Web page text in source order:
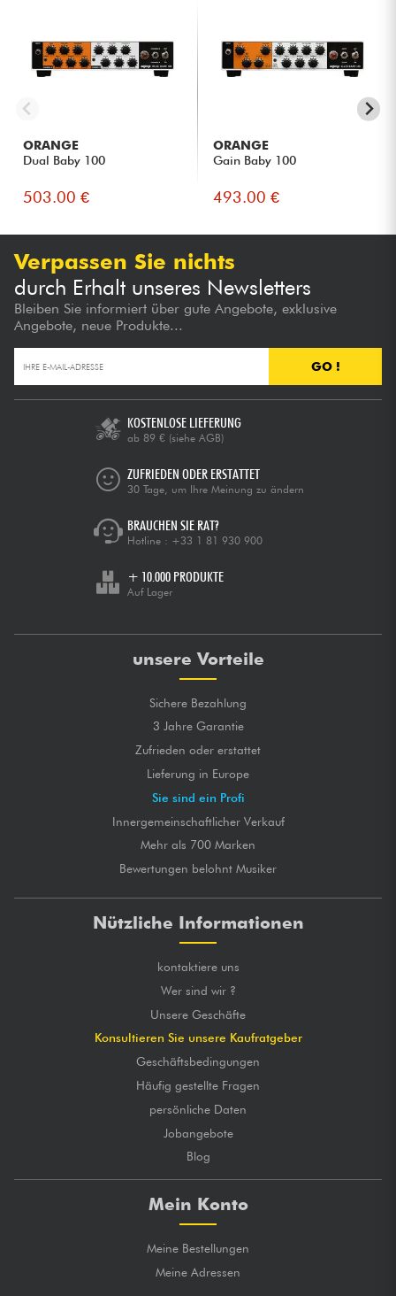
ORANGE
Dual Baby 100
503.00 €
ORANGE
Gain Baby 100
493.00 €
Verpassen Sie nichts
durch Erhalt unseres Newsletters
Bleiben Sie informiert über gute Angebote, exklusive
Angebote, neue Produkte...
GO !
KOSTENLOSE LIEFERUNG
ab 89 € (siehe AGB)
ZUFRIEDEN ODER ERSTATTET
30 Tage, um Ihre Meinung zu ändern
BRAUCHEN SIE RAT?
Hotline : +33 1 81 930 900
+ 10.000 PRODUKTE
Auf Lager
unsere Vorteile
Sichere Bezahlung
3 Jahre Garantie
Zufrieden oder erstattet
Lieferung in Europe
Sie sind ein Profi
Innergemeinschaftlicher Verkauf
Mehr als 700 Marken
Bewertungen belohnt Musiker
Nützliche Informationen
kontaktiere uns
Wer sind wir ?
Unsere Geschäfte
Konsultieren Sie unsere Kaufratgeber
Geschäftsbedingungen
Häufig gestellte Fragen
persönliche Daten
Jobangebote
Blog
Mein Konto
Meine Bestellungen
Meine Adressen